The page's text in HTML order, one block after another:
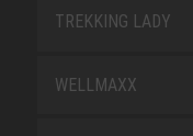
TREKKING LADY
WELLMAXX